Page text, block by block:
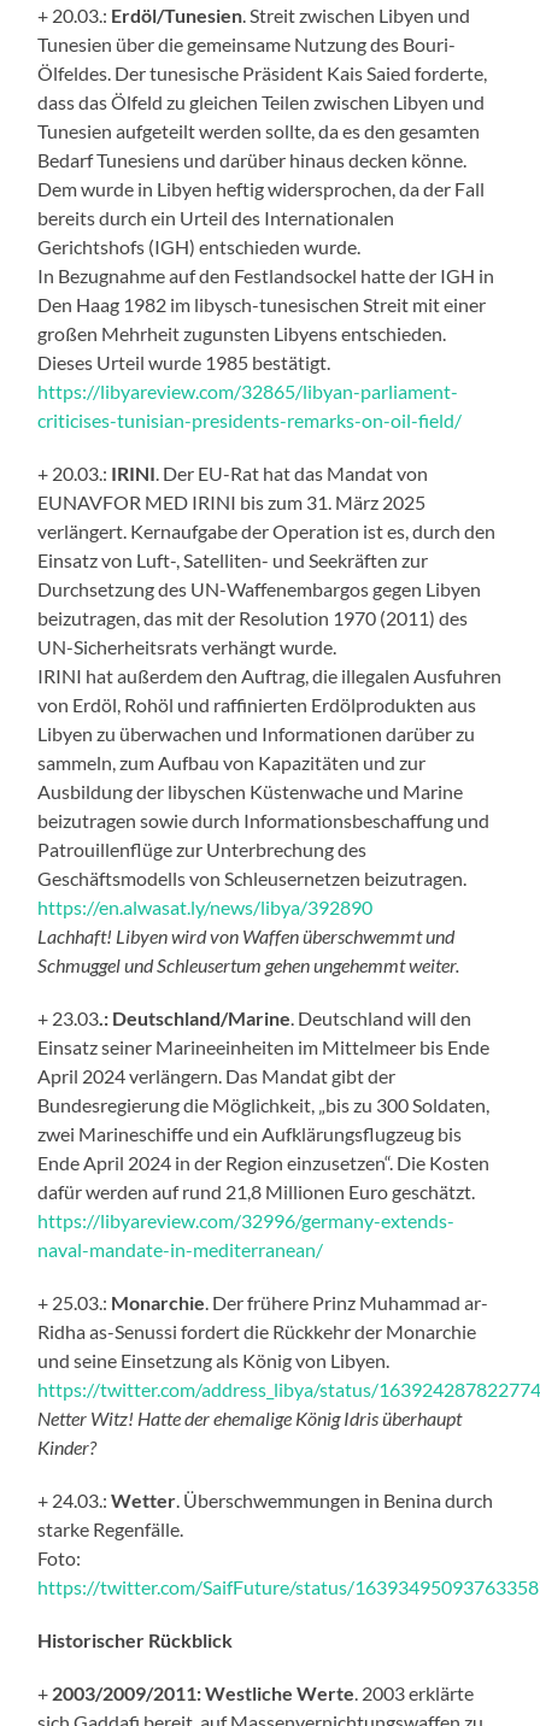
+ 20.03.: Erdöl/Tunesien . Streit zwischen Libyen und
Tunesien über die gemeinsame Nutzung des Bouri-
Ölfeldes. Der tunesische Präsident Kais Saied forderte,
dass das Ölfeld zu gleichen Teilen zwischen Libyen und
Tunesien aufgeteilt werden sollte, da es den gesamten
Bedarf Tunesiens und darüber hinaus decken könne.
Dem wurde in Libyen heftig widersprochen, da der Fall
bereits durch ein Urteil des Internationalen
Gerichtshofs (IGH) entschieden wurde.
In Bezugnahme auf den Festlandsockel hatte der IGH in
Den Haag 1982 im libysch-tunesischen Streit mit einer
großen Mehrheit zugunsten Libyens entschieden.
Dieses Urteil wurde 1985 bestätigt.
https://libyareview.com/32865/libyan-parliament-
criticises-tunisian-presidents-remarks-on-oil-field/
+ 20.03.: IRINI . Der EU-Rat hat das Mandat von
EUNAVFOR MED IRINI bis zum 31. März 2025
verlängert. Kernaufgabe der Operation ist es, durch den
Einsatz von Luft-, Satelliten- und Seekräften zur
Durchsetzung des UN-Waffenembargos gegen Libyen
beizutragen, das mit der Resolution 1970 (2011) des
UN-Sicherheitsrats verhängt wurde.
IRINI hat außerdem den Auftrag, die illegalen Ausfuhren
von Erdöl, Rohöl und raffinierten Erdölprodukten aus
Libyen zu überwachen und Informationen darüber zu
sammeln, zum Aufbau von Kapazitäten und zur
Ausbildung der libyschen Küstenwache und Marine
beizutragen sowie durch Informationsbeschaffung und
Patrouillenflüge zur Unterbrechung des
Geschäftsmodells von Schleusernetzen beizutragen.
https://en.alwasat.ly/news/libya/392890
Lachhaft! Libyen wird von Waffen überschwemmt und
Schmuggel und Schleusertum gehen ungehemmt weiter.
+ 23.03 .: Deutschland/Marine . Deutschland will den
Einsatz seiner Marineeinheiten im Mittelmeer bis Ende
April 2024 verlängern. Das Mandat gibt der
Bundesregierung die Möglichkeit, „bis zu 300 Soldaten,
zwei Marineschiffe und ein Aufklärungsflugzeug bis
Ende April 2024 in der Region einzusetzen“. Die Kosten
dafür werden auf rund 21,8 Millionen Euro geschätzt.
https://libyareview.com/32996/germany-extends-
naval-mandate-in-mediterranean/
+ 25.03.: Monarchie . Der frühere Prinz Muhammad ar-
Ridha as-Senussi fordert die Rückkehr der Monarchie
und seine Einsetzung als König von Libyen.
https://twitter.com/address_libya/status/
Netter Witz! Hatte der ehemalige König Idris überhaupt
Kinder?
+ 24.03.:Wetter . Überschwemmungen in Benina durch
starke Regenfälle.
Foto:
https://twitter.com/SaifFuture/status/
Historischer Rückblick
+ 2003/2009/2011: Westliche Werte . 2003 erklärte
sich Gaddafi bereit, auf Massenvernichtungswaffen zu